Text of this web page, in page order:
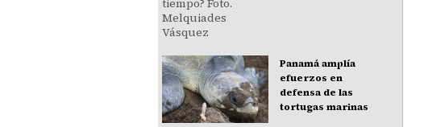
Panamá amplía
efuerzos en
defensa de las
tortugas marinas